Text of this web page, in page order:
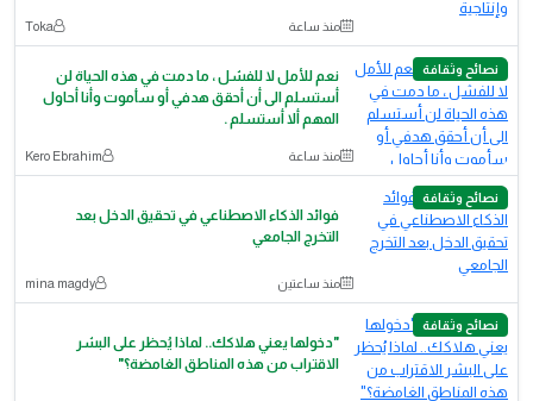
منذ ساعة Toka
نصائح وثقافة
نعم للأمل لا للفشل ، ما دمت في هذه الحياة لن
أستسلم الى أن أحقق هدفي أو سأموت وأنا أحاول
المهم ألا أستسلم .
منذ ساعة Kero Ebrahim
نصائح وثقافة
فوائد الذكاء الاصطناعي في تحقيق الدخل بعد
التخرج الجامعي
منذ ساعتين mina magdy
نصائح وثقافة
"دخولها يعني هلاكك.. لماذا يُحظر على البشر
الاقتراب من هذه المناطق الغامضة؟"